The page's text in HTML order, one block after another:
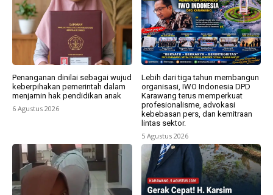
Penanganan dinilai sebagai wujud
keberpihakan pemerintah dalam
menjamin hak pendidikan anak
6 Agustus 2026
Lebih dari tiga tahun membangun
organisasi, IWO Indonesia DPD
Karawang terus memperkuat
profesionalisme, advokasi
kebebasan pers, dan kemitraan
lintas sektor.
5 Agustus 2026